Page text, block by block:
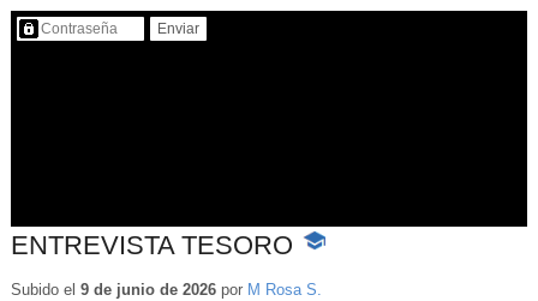
Contenido protegido…
ENTREVISTA TESORO
-
educativo
Subido el 9 de junio de 2026por M Rosa S.